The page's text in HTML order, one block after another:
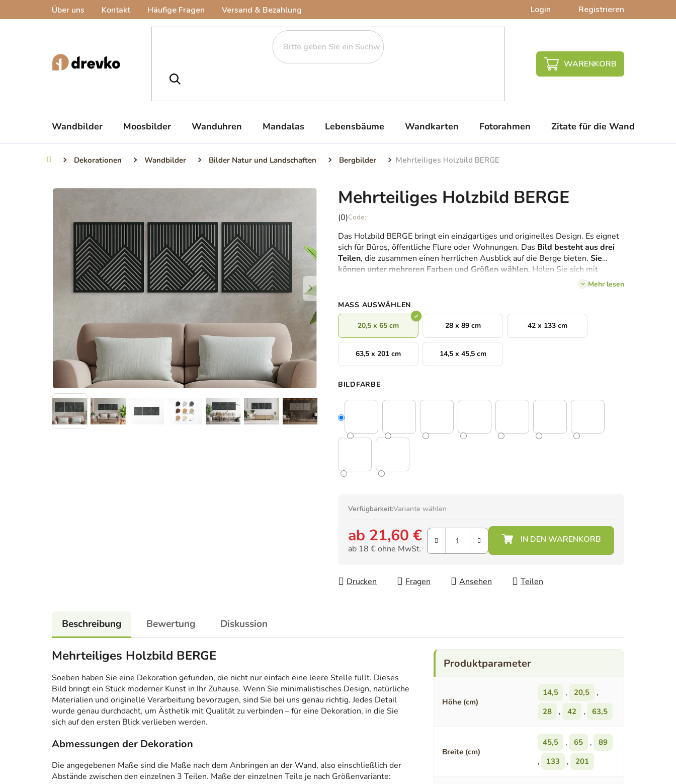
Über uns Kontakt Häufige Fragen Versand & Bezahlung Login Registrieren
WARENKORB
Wandbilder Moosbilder Wanduhren Mandalas Lebensbäume Wandkarten Fotorahmen Zitate für die Wand
StartseiteDekorationen Wandbilder Bilder Natur und Landschaften Bergbilder Mehrteiliges Holzbild BERGE
Mehrteiliges Holzbild BERGE
Die
Produktbewertung
ist
0,0
von
(0)
Das Holzbild BERGE bringt ein einzigartiges und originelles Design. Es eignet
sich für Büros, öffentliche Flure oder Wohnungen. Das Bild besteht aus drei
Teilen, die zusammen einen herrlichen Ausblick auf die Berge bieten. Sie
können unter mehreren Farben und Größen wählen. Holen Sie sich mit
Mehr lesen
MASS AUSWÄHLEN
20,5 x 65 cm 28 x 89 cm 42 x 133 cm
63,5 x 201 cm 14,5 x 45,5 cm
BILDFARBE
Verfügbarkeit:Variante wählen
ab 21,60 €
ab 18 €ohne MwSt.
Drucken
Fragen Ansehen Teilen
Beschreibung Bewertung Diskussion
Mehrteiliges Holzbild BERGE
Soeben haben Sie eine Dekoration gefunden, die nicht nur einfach eine leere Stelle füllt. Dieses
Bild bringt ein Stück moderner Kunst in Ihr Zuhause. Wenn Sie minimalistisches Design, natürliche
Materialien und originelle Verarbeitung bevorzugen, sind Sie bei uns genau richtig. Jedes Detail
wurde genau durchdacht, um Ästhetik mit Qualität zu verbinden – für eine Dekoration, in die Sie
sich auf den ersten Blick verlieben werden.
Abmessungen der Dekoration
Die angegebenen Maße sind die Maße nach dem Anbringen an der Wand, also einschließlich der
Abstände zwischen den einzelnen 3 Teilen. Maße der einzelnen Teile je nach Größenvariante:
Höhe (cm)
14,5 , 20,5
,
28
, 42 , 63,5
Breite (cm)
45,5 , 65 ,
89
,
133 , 201